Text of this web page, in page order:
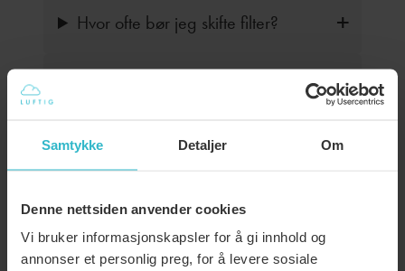
Samtykke Detaljer Om
Denne nettsiden anvender cookies
Vi bruker informasjonskapsler for å gi innhold og
annonser et personlig preg, for å levere sosiale
Hvor ofte bør jeg skifte filter?
Kan ventilasjonsfilter bidra til å
redusere strømforbruket i hjemmet mitt?